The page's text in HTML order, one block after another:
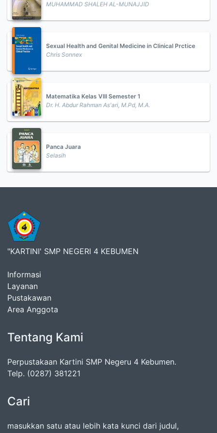
MUHAMMAD SHALEH AL-MUNAJJID
Sexual Health and Genital Medicine in Clinical Prctice
Chris Sonnex
Matematika Kelas VIII Semester 1
Dr. H. Abdur Rahman As'ari, M.Pd, M.A.
Panca Juara
Selasih
"KARTINI' SMP NEGERI 4 KEBUMEN
Informasi
Layanan
Pustakawan
Area Anggota
Tentang Kami
Perpustakaan Kartini SMP Negeru 4 Kebumen.
Telp. (0287) 381221
Cari
masukkan satu atau lebih kata kunci dari judul,